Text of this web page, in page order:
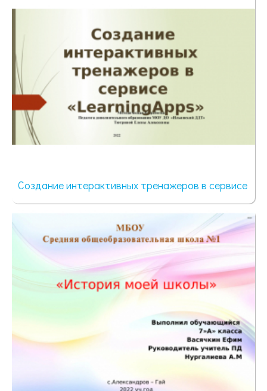
Создание интерактивных тренажеров в сервисе